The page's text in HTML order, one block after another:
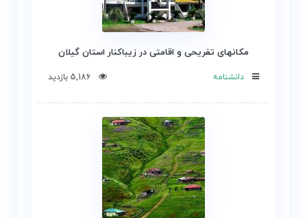
مکانهای تفریحی و اقامتی در زیباکنار استان گیلان
دانشنامه 5,186 بازدید